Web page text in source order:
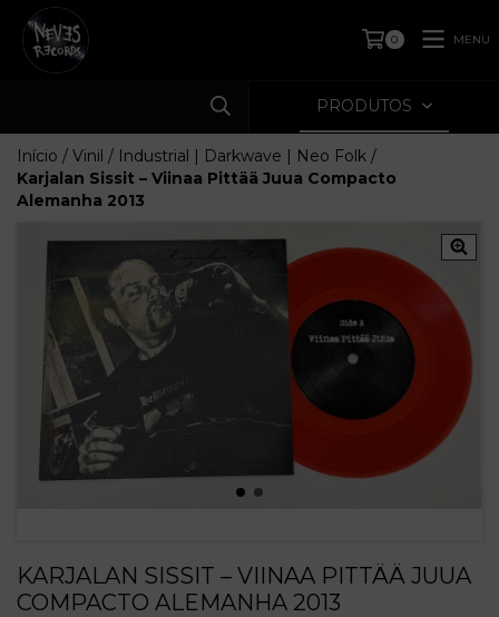
0 MENU
PRODUTOS
Início / Vinil / Industrial | Darkwave | Neo Folk /
Karjalan Sissit – Viinaa Pittää Juua Compacto
Alemanha 2013
KARJALAN SISSIT – VIINAA PITTÄÄ JUUA
COMPACTO ALEMANHA 2013